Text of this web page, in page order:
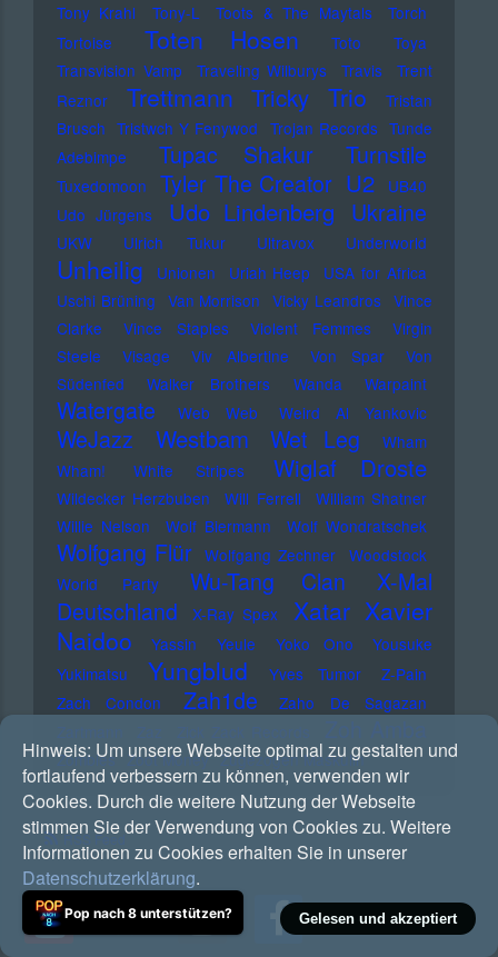
Tony Krahl
Tony-L Toots & The Maytals
Torch
Tortoise
Toten Hosen Toto
Toya
Transvision Vamp
Traveling Wilburys Travis
Trent
Reznor
Trettmann Tricky Trio
Tristan
Brusch Tristwch Y Fenywod Trojan Records Tunde
Adebimpe
Tupac Shakur Turnstile
Tuxedomoon Tyler The Creator U2
UB40
Udo Jürgens
Udo Lindenberg Ukraine
UKW Ulrich Tukur Ultravox Underworld
Unheilig Unionen Uriah Heep
USA for Africa
Uschi Brüning Van Morrison Vicky Leandros Vince
Clarke
Vince Staples Violent Femmes
Virgin
Steele
Visage Viv Albertine Von Spar
Von
Südenfed
Walker Brothers Wanda Warpaint
Watergate Web Web Weird Al Yankovic
WeJazz Westbam Wet Leg
Wham
Wham!
White Stripes Wiglaf Droste
Wildecker Herzbuben Will Ferrell
William Shatner
Willie Nelson
Wolf Biermann Wolf Wondratschek
Wolfgang Flür Wolfgang Zechner
Woodstock
World Party
Wu-Tang Clan
X-Mal
Deutschland
X-Ray Spex Xatar Xavier
Naidoo
Yassin Yeule Yoko Ono
Yousuke
Yukimatsu
Yungblud Yves Tumor
Z-Pain
Zach Condon
Zah1de
Zaho De Sagazan
Zombies Zoot Money Zugezogen Maskulin
RSS Feed
Hinweis: Um unsere Webseite optimal zu gestalten und
fortlaufend verbessern zu können, verwenden wir
Cookies. Durch die weitere Nutzung der Webseite
stimmen Sie der Verwendung von Cookies zu. Weitere
Informationen zu Cookies erhalten Sie in unserer
Datenschutzerklärung.
Gelesen und akzeptiert
Pop nach 8 unterstützen?